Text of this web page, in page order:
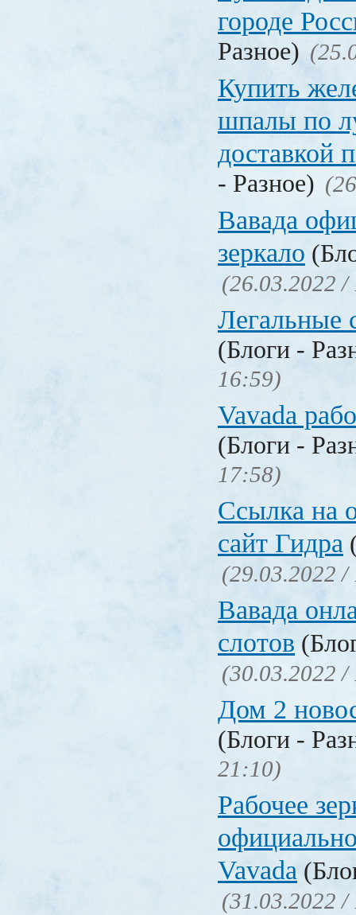
городе
Разное)
Купить
шпалы по
доставкой
- Разное)
Вавада
зеркало
(26.03.2022 /
Легальные
(Блоги -
16:59)
Vavada
(Блоги -
17:58)
Ссылка на
сайт Гидра
(29.03.2022 /
Вавада
слотов
(30.03.2022 /
Дом 2
(Блоги -
21:10)
Рабочее
Vavada
(31.03.2022 /